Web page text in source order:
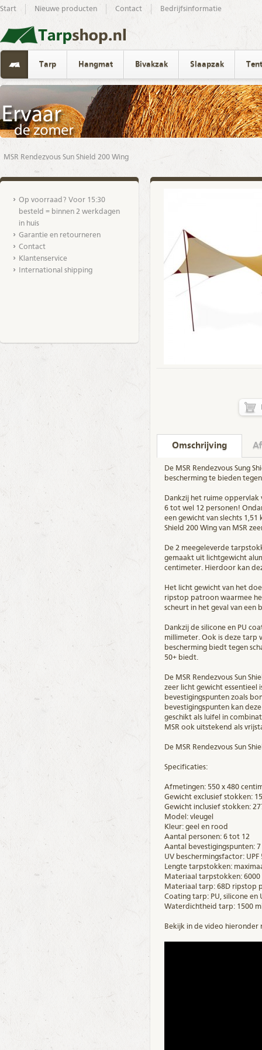
Start Nieuwe producten Contact Bedrijfsinformatie
Tarp Hangmat Bivakzak Slaapzak Tent
MSR Rendezvous Sun Shield 200 Wing
Op voorraad? Voor 15:30
besteld = binnen 2 werkdagen
in huis
Garantie en retourneren
Contact
Klantenservice
International shipping
Omschrijving
De MSR Rendezvous Sung
bescherming te bieden
Dankzij het ruime oppervlak
6 tot wel 12 personen!
een gewicht van slechts
Shield 200 Wing van MSR
De 2 meegeleverde
gemaakt uit lichtgewicht
centimeter. Hierdoor kan
Het licht gewicht van het
ripstop patroon waarmee
scheurt in het geval van een
Dankzij de silicone en PU
millimeter. Ook is deze tarp
bescherming biedt tegen
50+ biedt.
De MSR Rendezvous Sun
zeer licht gewicht
bevestigingspunten zoals
bevestigingspunten kan
geschikt als luifel in
MSR ook uitstekend als
De MSR Rendezvous Sun
Specificaties:
Afmetingen: 550 x 480
Gewicht exclusief stokken:
Gewicht inclusief stokken:
Model: vleugel
Kleur: geel en rood
Aantal personen: 6 tot 12
Aantal bevestigingspunten: 7
UV beschermingsfactor: UPF
Lengte tarpstokken:
Materiaal tarpstokken: 6000
Materiaal tarp: 68D ripstop
Coating tarp: PU, silicone en
Waterdichtheid tarp: 1500
Bekijk in de video hieronder